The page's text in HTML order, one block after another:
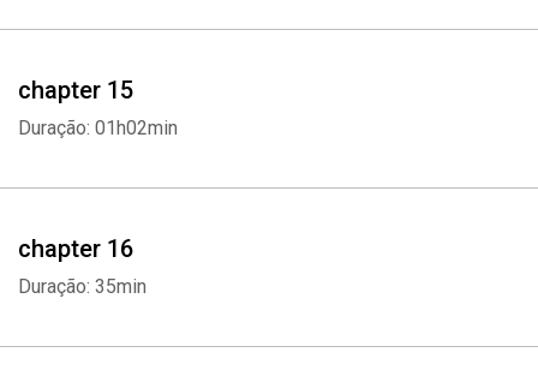
chapter 15
Duração: 01h02min
chapter 16
Duração: 35min